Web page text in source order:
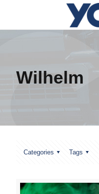
Wilhelm
Categories Tags